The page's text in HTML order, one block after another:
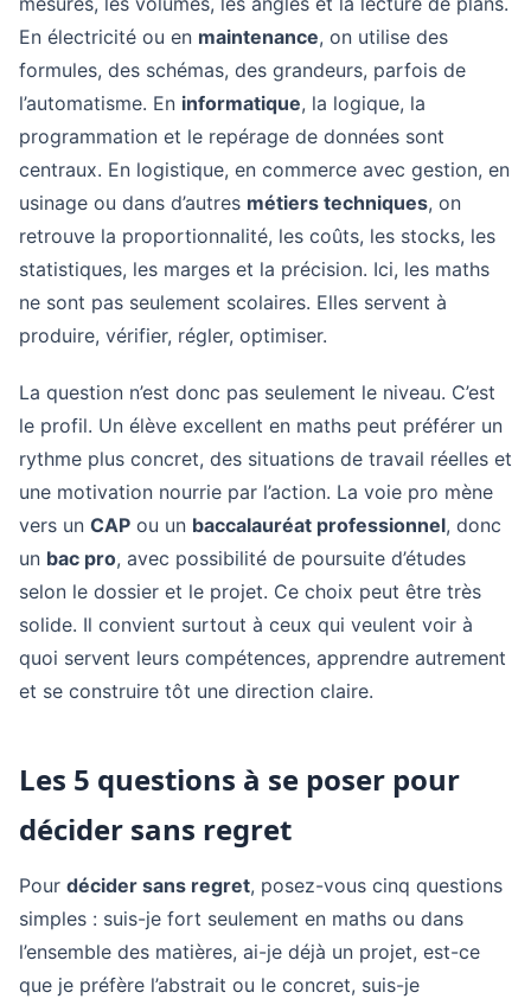
En électricité ou en maintenance, on utilise des
formules, des schémas, des grandeurs, parfois de
l’automatisme. En informatique, la logique, la
programmation et le repérage de données sont
centraux. En logistique, en commerce avec gestion, en
usinage ou dans d’autres métiers techniques, on
retrouve la proportionnalité, les coûts, les stocks, les
statistiques, les marges et la précision. Ici, les maths
ne sont pas seulement scolaires. Elles servent à
produire, vérifier, régler, optimiser.
La question n’est donc pas seulement le niveau. C’est
le profil. Un élève excellent en maths peut préférer un
rythme plus concret, des situations de travail réelles et
une motivation nourrie par l’action. La voie pro mène
vers un CAP ou un baccalauréat professionnel, donc
un bac pro, avec possibilité de poursuite d’études
selon le dossier et le projet. Ce choix peut être très
solide. Il convient surtout à ceux qui veulent voir à
quoi servent leurs compétences, apprendre autrement
et se construire tôt une direction claire.
Les 5 questions à se poser pour
décider sans regret
Pour décider sans regret, posez-vous cinq questions
simples : suis-je fort seulement en maths ou dans
l’ensemble des matières, ai-je déjà un projet, est-ce
que je préfère l’abstrait ou le concret, suis-je